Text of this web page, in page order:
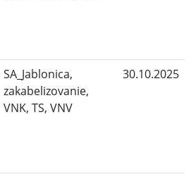
SA_Jablonica,
zakabelizovanie,
VNK, TS, VNV
30.10.2025